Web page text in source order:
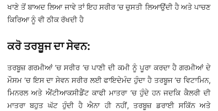
ਖਾਣੇ ਤੋਂ ਬਾਅਦ ਲਿਆ ਜਾਵੇ ਤਾਂ ਇਹ ਸਰੀਰ ’ਚ ਚੁਸਤੀ ਲਿਆਉਂਦੀ ਹੈ ਅਤੇ ਪਾਚਣ
ਕਿਰਿਆ ਨੂੰ ਵੀ ਠੀਕ ਰੱਖਦੀ ਹੈ
ਕਰੋ ਤਰਬੂਜ ਦਾ ਸੇਵਨ:
ਤਰਬੂਜ਼ ਗਰਮੀਆਂ ’ਚ ਸਰੀਰ ’ਚ ਪਾਣੀ ਦੀ ਕਮੀ ਨੂੰ ਪੂਰਾ ਕਰਦਾ ਹੈ ਗਰਮੀਆਂ ਦੇ
ਮੌਸਮ ’ਚ ਇਸ ਦਾ ਸੇਵਨ ਸਰੀਰ ਲਈ ਫਾਇਦੇਮੰਦ ਹੁੰਦਾ ਹੈ ਤਰਬੂਜ ’ਚ ਵਿਟਾਮਿਨ,
ਮਿਨਰਲ ਅਤੇ ਐਂਟੀਆਕਸੀਡੈਂਟ ਕਾਫੀ ਮਾਤਰਾ ’ਚ ਹੁੰਦੇ ਹਨ ਜਦਕਿ ਕੈਲਰੀ ਦੀ
ਮਾਤਰਾ ਬਹੁਤ ਘੱਟ ਹੁੰਦੀ ਹੈ ਐਨਾ ਹੀ ਨਹੀਂ, ਤਰਬੂਜ਼ ਡਰਾਈ ਸਕਿੱਨ ਅਤੇ